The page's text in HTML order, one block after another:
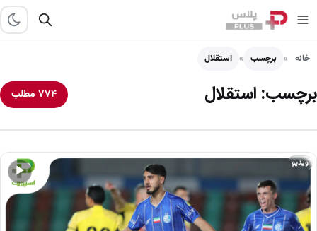
خانه برچسب استقلال
برچسب: استقلال ۷۷۴ مطلب
▶
ویدیو